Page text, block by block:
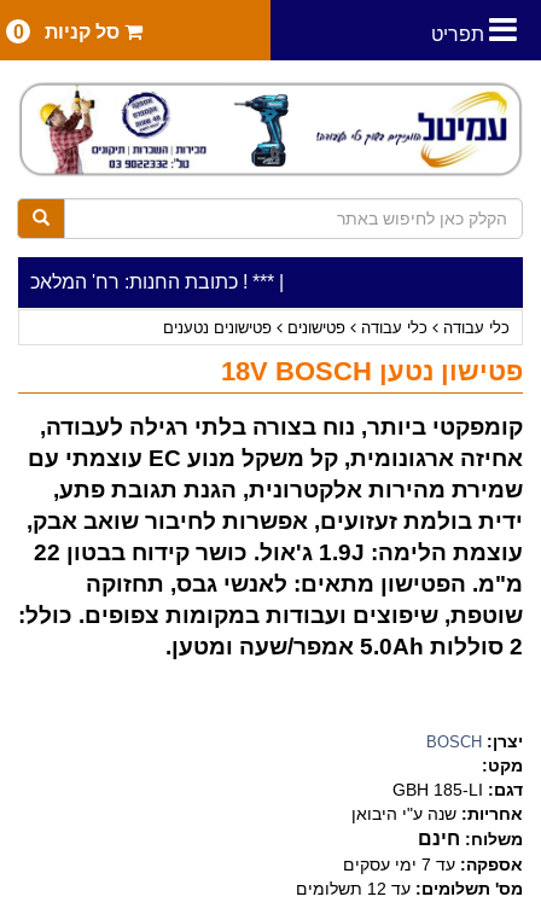
תפריט סל קניות 0
***כתובת החנות: רח' המלאכה 2, ביתן 8 (כניסה מרח' עמל 5) א.ת.פארק אפק, ראש העין*** ***כלי עבודה להשכרה בתעריף יומי משתלם ! ***
כלי עבודה כלי עבודה פטישונים פטישונים נטענים
פטישון נטען 18V BOSCH
קומפקטי ביותר, נוח בצורה בלתי רגילה לעבודה,
אחיזה ארגונומית, קל משקל מנוע EC עוצמתי עם
שמירת מהירות אלקטרונית, הגנת תגובת פתע,
ידית בולמת זעזועים, אפשרות לחיבור שואב אבק,
עוצמת הלימה: 1.9J ג'אול. כושר קידוח בבטון 22
מ"מ. הפטישון מתאים: לאנשי גבס, תחזוקה
שוטפת, שיפוצים ועבודות במקומות צפופים. כולל:
2 סוללות 5.0Ah אמפר/שעה ומטען.
יצרן: BOSCH
מקט:
דגם: GBH 185-LI
אחריות: שנה ע"י היבואן
משלוח: חינם
אספקה: עד 7 ימי עסקים
מס' תשלומים: עד 12 תשלומים